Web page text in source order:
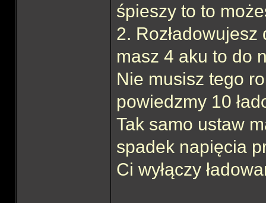
śpieszy to to
2.
masz 4 aku to do
Nie musisz tego
powiedzmy 10
Tak samo ustaw
spadek napięcia
Ci wyłączy